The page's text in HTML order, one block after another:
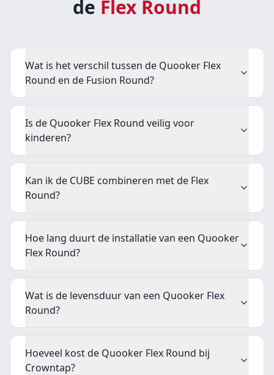
de Flex Round
Wat is het verschil tussen de Quooker Flex
Round en de Fusion Round?
Is de Quooker Flex Round veilig voor
kinderen?
Kan ik de CUBE combineren met de Flex
Round?
Hoe lang duurt de installatie van een Quooker
Flex Round?
Wat is de levensduur van een Quooker Flex
Round?
Hoeveel kost de Quooker Flex Round bij
Crowntap?